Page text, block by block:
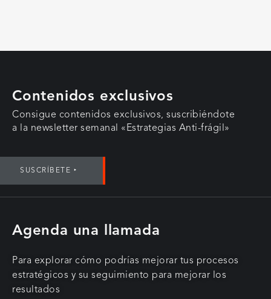
Contenidos exclusivos
Consigue contenidos exclusivos, suscribiéndote
a la newsletter semanal «Estrategias Anti-frágil»
SUSCRÍBETE ‣
Agenda una llamada
Para explorar cómo podrías mejorar tus procesos
estratégicos y su seguimiento para mejorar los
resultados